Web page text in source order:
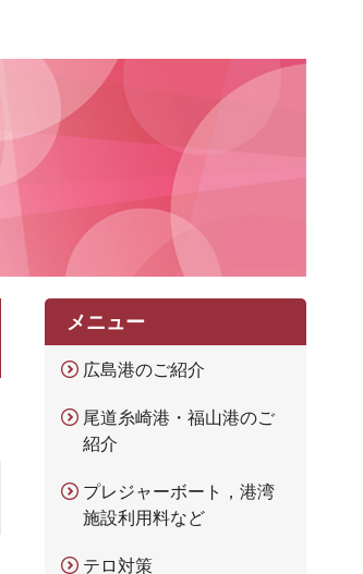
メニュー
広島港のご紹介
尾道糸崎港・福山港のご
紹介
プレジャーボート，港湾
施設利用料など
テロ対策